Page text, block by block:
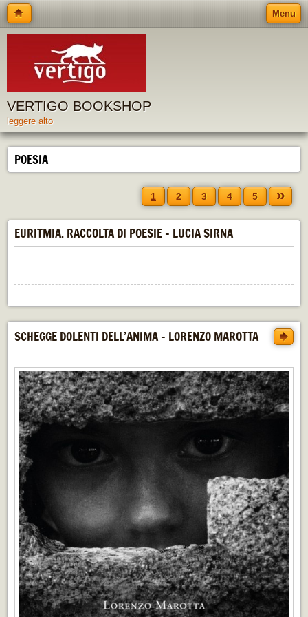
Menu
VERTIGO BOOKSHOP
leggere alto
POESIA
1 2 3 4 5 »
EURITMIA. RACCOLTA DI POESIE - LUCIA SIRNA
SCHEGGE DOLENTI DELL’ANIMA - LORENZO MAROTTA